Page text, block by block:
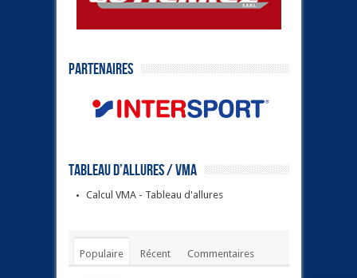
Partenaires
Tableau d’allures / VMA
Calcul VMA - Tableau d'allures
Populaire Récent Commentaires